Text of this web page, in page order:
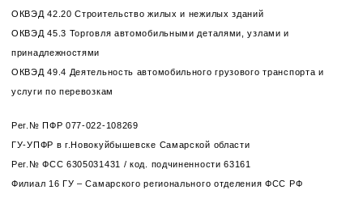
ОКВЭД 42.20 Строительство жилых и нежилых зданий
ОКВЭД 45.3 Торговля автомобильными деталями, узлами и
принадлежностями
ОКВЭД 49.4 Деятельность автомобильного грузового транспорта и
услуги по перевозкам
Рег.№ ПФР 077-022-108269
ГУ-УПФР в г.Новокуйбышевске Самарской области
Рег.№ ФСС 6305031431 / код. подчиненности 63161
Филиал 16 ГУ – Самарского регионального отделения ФСС РФ